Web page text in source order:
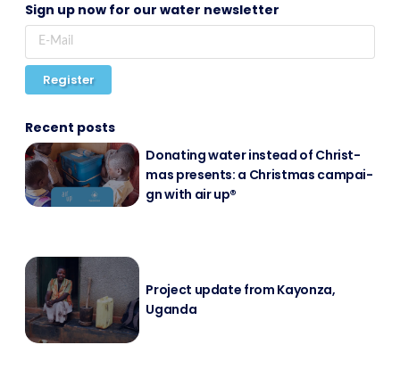
Sign up now for our water newsletter
Register
Recent posts
Do­na­ting wa­ter in­s­tead of Christ­
mas pres­ents: a Christ­mas cam­pai­
gn with air up®
Pro­ject up­date from Kayon­za,
Ugan­da